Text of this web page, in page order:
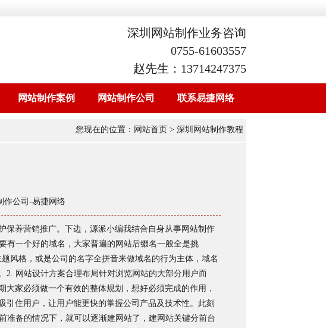
深圳网站制作业务咨询
0755-61603557
赵先生：13714247375
网站制作案例 网站制作公司 联系易捷网络
您现在的位置： 网站首页 > 深圳网站制作教程
作公司-易捷网络
养营销推广。下边，源派小编我结合自身从事网站制作
有一个好的域名，大家普遍的网站后缀名一般全是挑
风格，或是公司的名字全拼音来做域名的行为主体，域名
网站设计方案合理布局针对浏览网站的大部分用户而
家必须做一个有效的整体规划，想好必须完成的作用，
住用户，让用户能更快的掌握公司产品及技术性。此刻
准备的情况下，就可以逐渐建网站了，建网站关键分前台